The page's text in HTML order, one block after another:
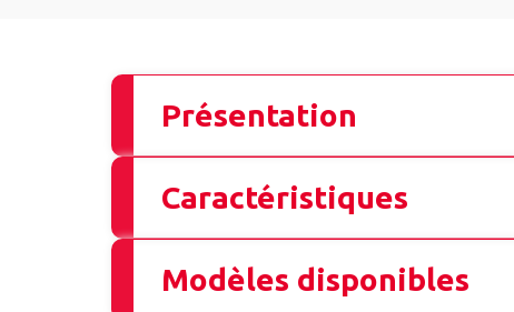
Présentation
Caractéristiques
Modèles disponibles